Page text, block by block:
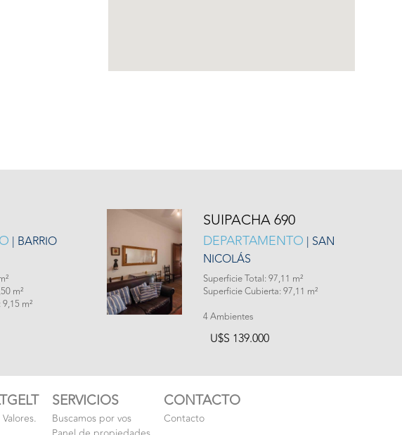
| BARRIO
m²
m²
SUIPACHA 690
DEPARTAMENTO | SAN
NICOLÁS
Superficie Total: 97,11 m²
Superficie Cubierta: 97,11 m²
4 Ambientes
U$S 139.000
SERVICIOS
Buscamos por vos
CONTACTO
Contacto